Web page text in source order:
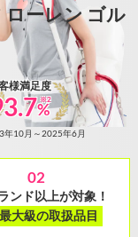
ローレン ゴル
様満足度
※2
%
年10月～2025年6月
02
ンド以上が対象！
大級の取扱品目